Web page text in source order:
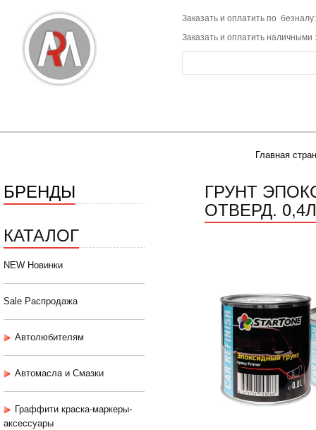
Заказать и оплатить по
Заказать и оплатить наличными
Главная
БРЕНДЫ
КАТАЛОГ
NEW Новинки
Sale Распродажа
Автолюбителям
Автомасла и Смазки
Граффити краска-маркеры-
аксессуары
ГРУНТ
ОТВЕРД.